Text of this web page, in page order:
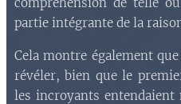
partie intégrante de la
Cela montre également
révéler, bien que le
les incroyants entendaient